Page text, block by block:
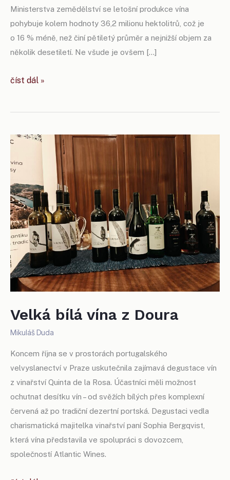
Ministerstva zemědělství se letošní produkce vína
pohybuje kolem hodnoty 36,2 milionu hektolitrů, což je
o 16 % méně, než činí pětiletý průměr a nejnižší objem za
několik desetiletí. Ne všude je ovšem […]
francouzská
důvodů
číst dál »
Velká bílá vína z Doura
Mikuláš Duda
Koncem října se v prostorách portugalského
velvyslanectví v Praze uskutečnila zajímavá degustace vín
z vinařství Quinta de la Rosa. Účastníci měli možnost
ochutnat desítku vín – od svěžích bílých přes komplexní
červená až po tradiční dezertní portská. Degustaci vedla
charismatická majitelka vinařství paní Sophia Bergqvist,
která vína představila ve spolupráci s dovozcem,
společností Atlantic Wines.